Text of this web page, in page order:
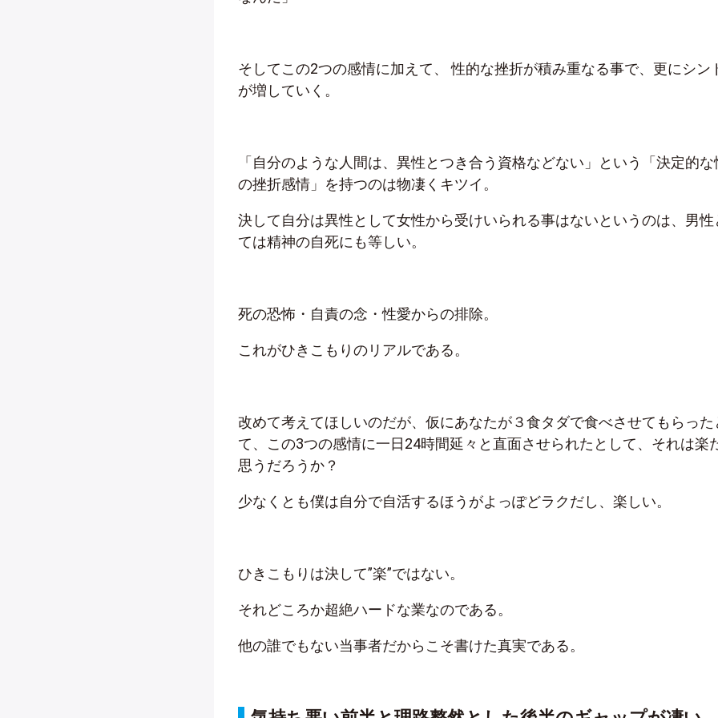
そしてこの2つの感情に加えて、 性的な挫折が積み重なる事で、更にシン
が増していく。
「自分のような人間は、異性とつき合う資格などない」という「決定的な
の挫折感情」を持つのは物凄くキツイ。
決して自分は異性として女性から受けいられる事はないというのは、男性
ては精神の自死にも等しい。
死の恐怖・自責の念・性愛からの排除。
これがひきこもりのリアルである。
改めて考えてほしいのだが、仮にあなたが３食タダで食べさせてもらった
て、この3つの感情に一日24時間延々と直面させられたとして、それは楽
思うだろうか？
少なくとも僕は自分で自活するほうがよっぽどラクだし、楽しい。
ひきこもりは決して”楽”ではない。
それどころか超絶ハードな業なのである。
他の誰でもない当事者だからこそ書けた真実である。